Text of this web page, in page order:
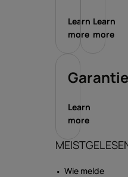
Learn
more
Learn
more
Learn
more
Wie melde